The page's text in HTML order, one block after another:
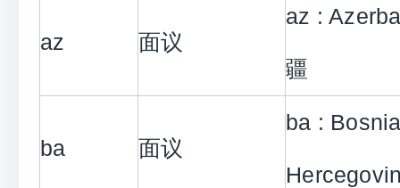
az 面议
az :
疆
ba 面议
ba :